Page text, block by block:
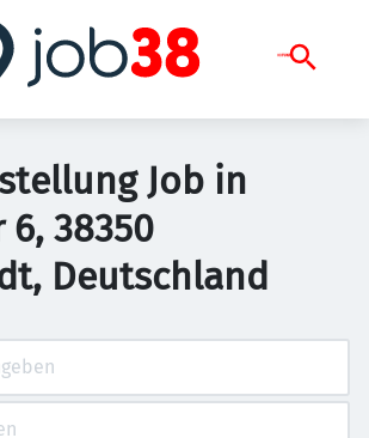
Job in
38350
Deutschland